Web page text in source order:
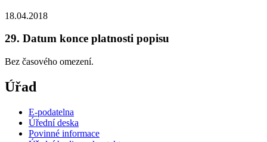
18.04.2018
29. Datum konce platnosti popisu
Bez časového omezení.
Úřad
E-podatelna
Úřední deska
Povinné informace